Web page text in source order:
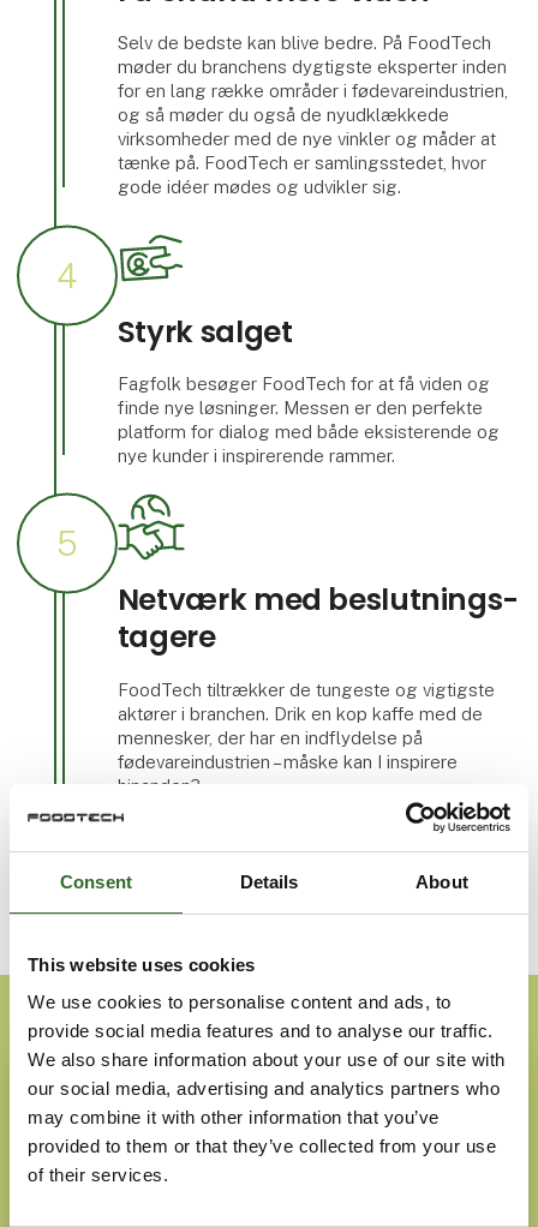
Consent Details About
This website uses cookies
We use cookies to personalise content and ads, to
provide social media features and to analyse our traffic.
We also share information about your use of our site with
our social media, advertising and analytics partners who
may combine it with other information that you’ve
provided to them or that they’ve collected from your use
of their services.
Selv de bedste kan blive bedre. På FoodTech
møder du branchens dygtigste eksperter inden
for en lang række områder i fødevareindustrien,
og så møder du også de nyudklækkede
virksomheder med de nye vinkler og måder at
tænke på. FoodTech er samlingsstedet, hvor
gode idéer mødes og udvikler sig.
4
Styrk salget
Fagfolk besøger FoodTech for at få viden og
finde nye løsninger. Messen er den perfekte
platform for dialog med både eksisterende og
nye kunder i inspirerende rammer.
5
Netværk med beslut­nings­
tagere
FoodTech tiltrækker de tungeste og vigtigste
aktører i branchen. Drik en kop kaffe med de
mennesker, der har en indflydelse på
fødevareindustrien – måske kan I inspirere
hinanden?